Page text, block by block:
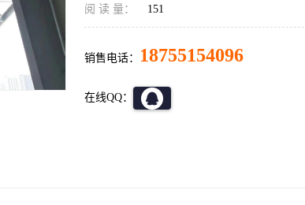
阅 读 量： 151
销售电话： 18755154096
在线QQ：